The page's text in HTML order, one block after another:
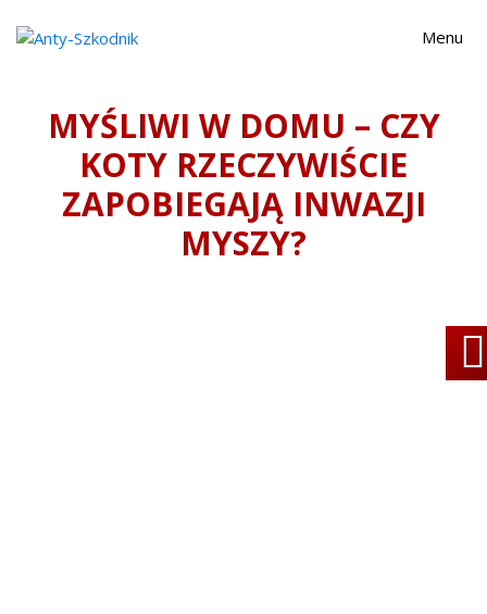
Menu
MYŚLIWI W DOMU – CZY
KOTY RZECZYWIŚCIE
ZAPOBIEGAJĄ INWAZJI
MYSZY?